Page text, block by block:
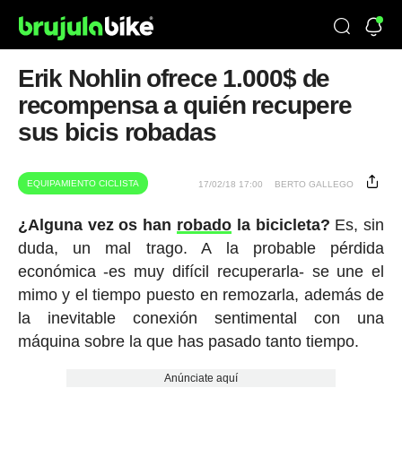
Erik Nohlin ofrece 1.000$ de
recompensa a quién recupere
sus bicis robadas
EQUIPAMIENTO CICLISTA 17/02/18 17:00 BERTO GALLEGO
¿Alguna vez os han robadola bicicleta? Es, sin
duda, un mal trago. A la probable pérdida
económica -es muy difícil recuperarla- se une el
mimo y el tiempo puesto en remozarla, además de
la inevitable conexión sentimental con una
máquina sobre la que has pasado tanto tiempo.
Anúnciate aquí